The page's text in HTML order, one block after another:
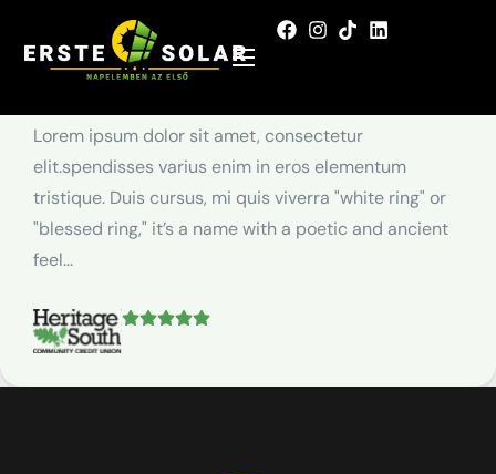
Alexander James
SOLAR ENGINEER
Lorem ipsum dolor sit amet, consectetur
elit.spendisses varius enim in eros elementum
tristique. Duis cursus, mi quis viverra "white ring" or
"blessed ring," it’s a name with a poetic and ancient
feel...